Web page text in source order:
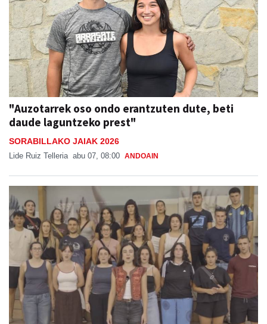
"Auzotarrek oso ondo erantzuten dute, beti
daude laguntzeko prest"
SORABILLAKO JAIAK 2026
Lide Ruiz Telleria abu 07, 08:00 ANDOAIN